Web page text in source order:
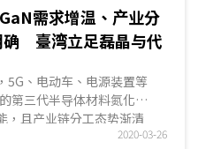
作的重要部件，根据车厂
入SiC逆变器，可让系统效率
续航里程下，有利于降低电
统设计，使机电小型化等，
款采用SiC主驱逆变器。
)及快速充电椿两类，在大
功率元件采用
GaN需求增温、产业分
确 臺湾立足磊晶与代
5G、电动车、电源装置等
第三代半导体材料氮化镓
，且产业链分工态势渐清
再独霸市场，对于已积2020-03-26